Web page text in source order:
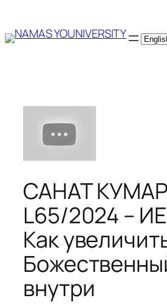
Skip
САНАТ
L65/2024 –
Как
внутри